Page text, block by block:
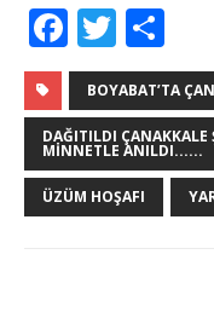
F
a
c
e
b
o
T
w
it
te
r
h
ar
e
BOYABAT’TA
DAĞITILDI ÇANAKKALE
MINNETLE ANILDI......
ÜZÜM HOŞAFI